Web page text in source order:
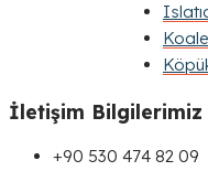
İletişim Bilgilerimiz
+90 530 474 82 09